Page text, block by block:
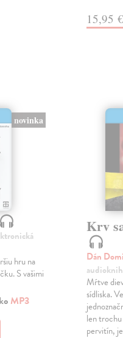
15,95 €
novinka
hru na
S vašimi
MP3
Krv
Dán
Mŕtve
sídliska.
len
pervitín,